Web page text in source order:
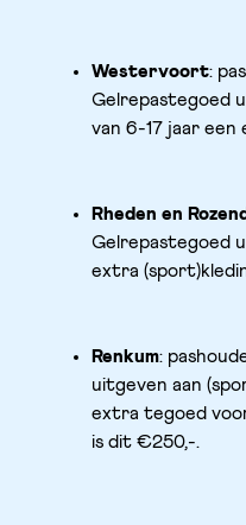
Westervoort:
Gelrepastegoed
van 6-17 jaar
Rheden en
Gelrepastegoed
extra
Renkum:
uitgeven aan
extra tegoed voor
is dit €250,-.